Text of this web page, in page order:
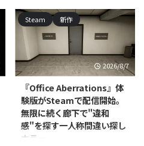
Scalise Artworksが開発し、
Ultimate Games S.A.および
Ultimate Publishingがパブリッシ
ャーを務める
PC（Windows/Linux、Steam）
向けアドベンチャー・インディ
Keeper (島の守護者)』のデモ版が
公開されました。本編の発売時期
は2026年を予定しており、発売
前の段階ですが、ひと足先にゲー
ムの雰囲気を体験できます。 本
Steam 新作
2026/8/7
『Office Aberrations』体
験版がSteamで配信開始。
無限に続く廊下で"違和
感"を探す一人称間違い探し
ホラー